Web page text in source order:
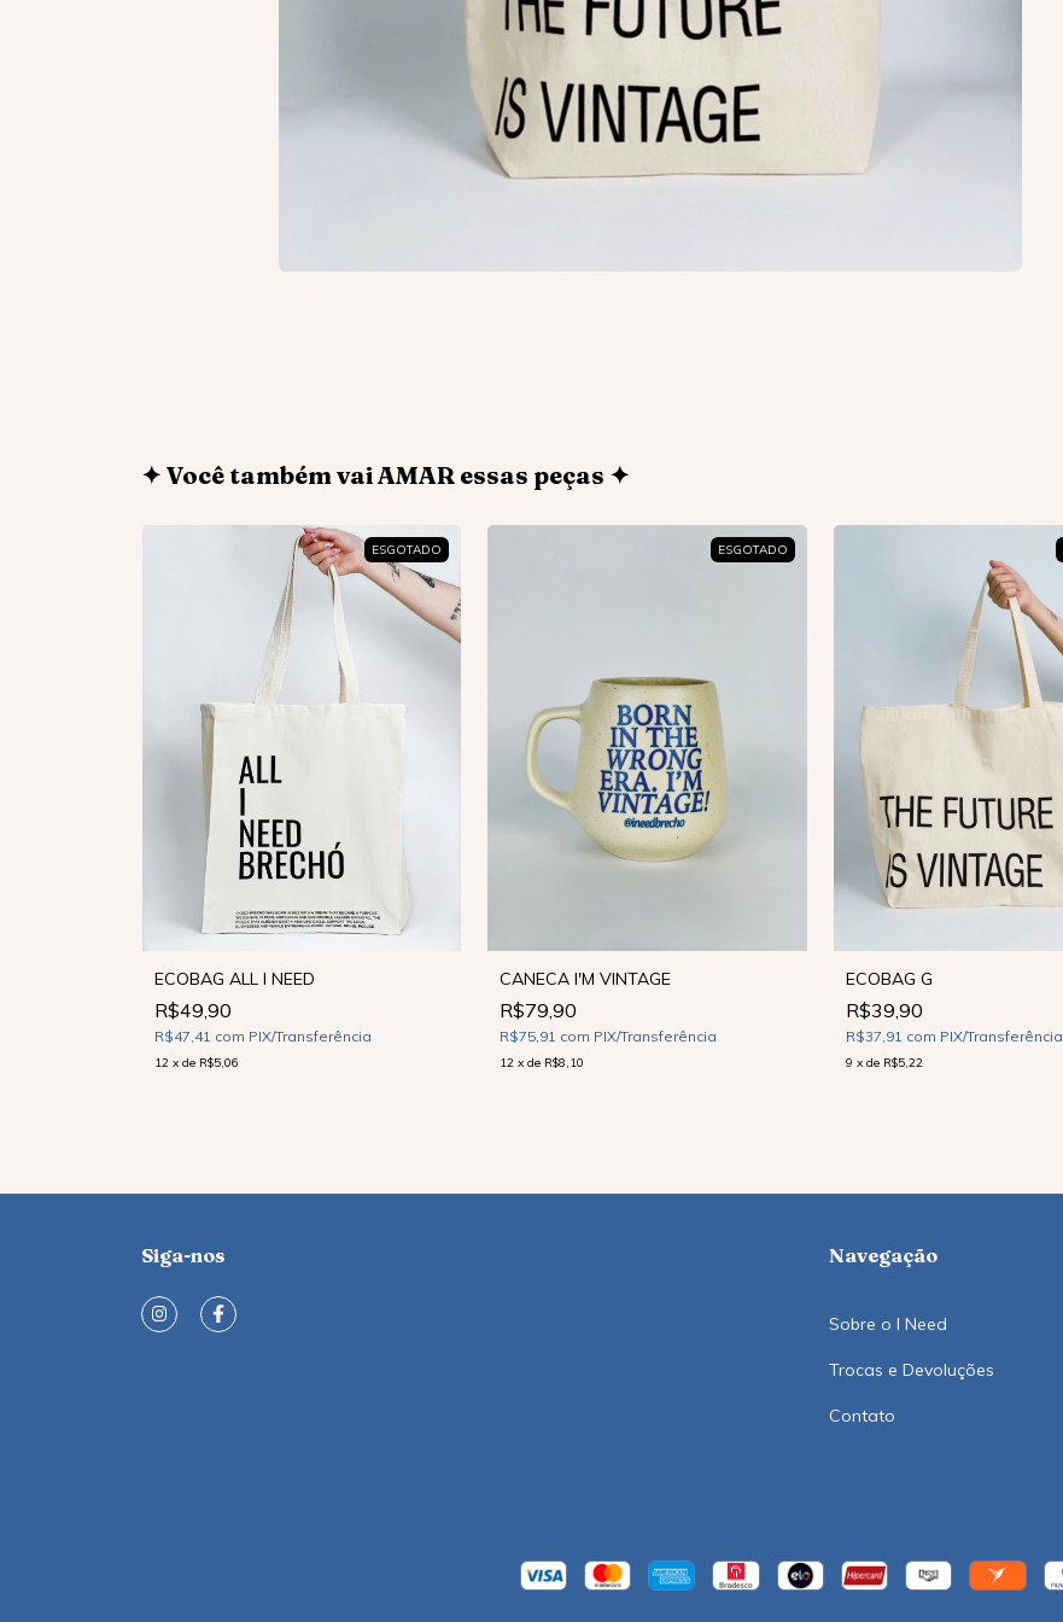
✦ Você também vai AMAR essas peças ✦
ESGOTADO
ECOBAG ALL I NEED
R$49,90
R$47,41 com PIX/Transferência
12 x de R$5,06
ESGOTADO
CANECA I'M VINTAGE
R$79,90
R$75,91 com PIX/Transferência
12 xde R$8,10
ECOBAG G
R$39,90
R$37,91 com PIX/Transferência
9 x de R$5,22
Siga-nos Navegação
Sobre o I Need
Trocas e Devoluções
Contato